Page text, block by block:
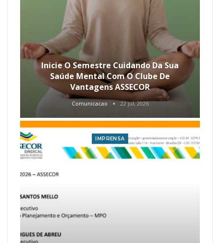
Inicie O Semestre Cuidando Da Sua
Saúde Mental Com O Clube De
Vantagens ASSECOR
Comunicacao 22 jul, 2026
IMPRENSA